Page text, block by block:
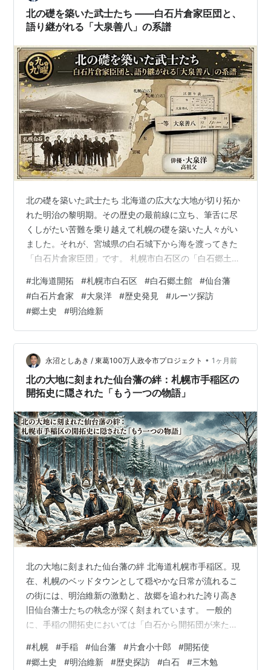
北の礎を築いた武士たち ——白石片倉家臣団と、
語り継がれる「大泉善八」の系譜
北の礎を築いた武士たち 北海道の広大な大地が切り拓か
れた明治の黎明期。その歴史の最前線に立ち、筆舌に尽
くしがたい苦難を乗り越えて札幌の礎を築いた人々がい
ました。それが、宮城県の白石城下から海を渡ってきた
「白石片倉家臣団」です。 札幌市白石区の「白石郷土
さに聖地とも呼べる場所です。展示の密度、史料の質、
そのどれを取っても、北海道開拓の歴史を語る上で欠か
せない、非常に充実した空間となっています。 波乱の航
海、そして「奇跡」 仙台藩白石城の家臣団による北海道
開拓は、明治3年（1870年）にその幕を開けます。しか
し、その船出はあまりにも過酷な試練から始…
#北海道開拓 #札幌市白石区 #白石郷土館 #仙台藩
#白石片倉家 #大泉洋 #歴史発見 #ルーツ探訪
#郷土史 #明治維新
永沼としあき / 東葛100万人政令市プロジェクト • 1ヶ月前
北の大地に刻まれた仙台藩の絆：札幌市手稲区の
開拓史に隠された「もう一つの物語」
北の大地に刻まれた仙台藩の絆 北海道札幌市手稲区。現
在、札幌のベッドタウンとして穏やかな日常が流れるこ
の街には、明治維新の激動と、故郷を追われた誇り高き
旧仙台藩士たちの執念が深く刻まれています。 一般的
に、手稲の開拓史においては「白石から開拓団が来た」
の背景には単なる移住という言葉では括りきれない、明
治政府の開拓政策と、敗北の歴史を背負った士族たちの
#札幌 #手稲 #仙台藩 #片倉小十郎 #開拓使
#郷土史 #明治維新 #歴史探訪 #白石 #三木勉